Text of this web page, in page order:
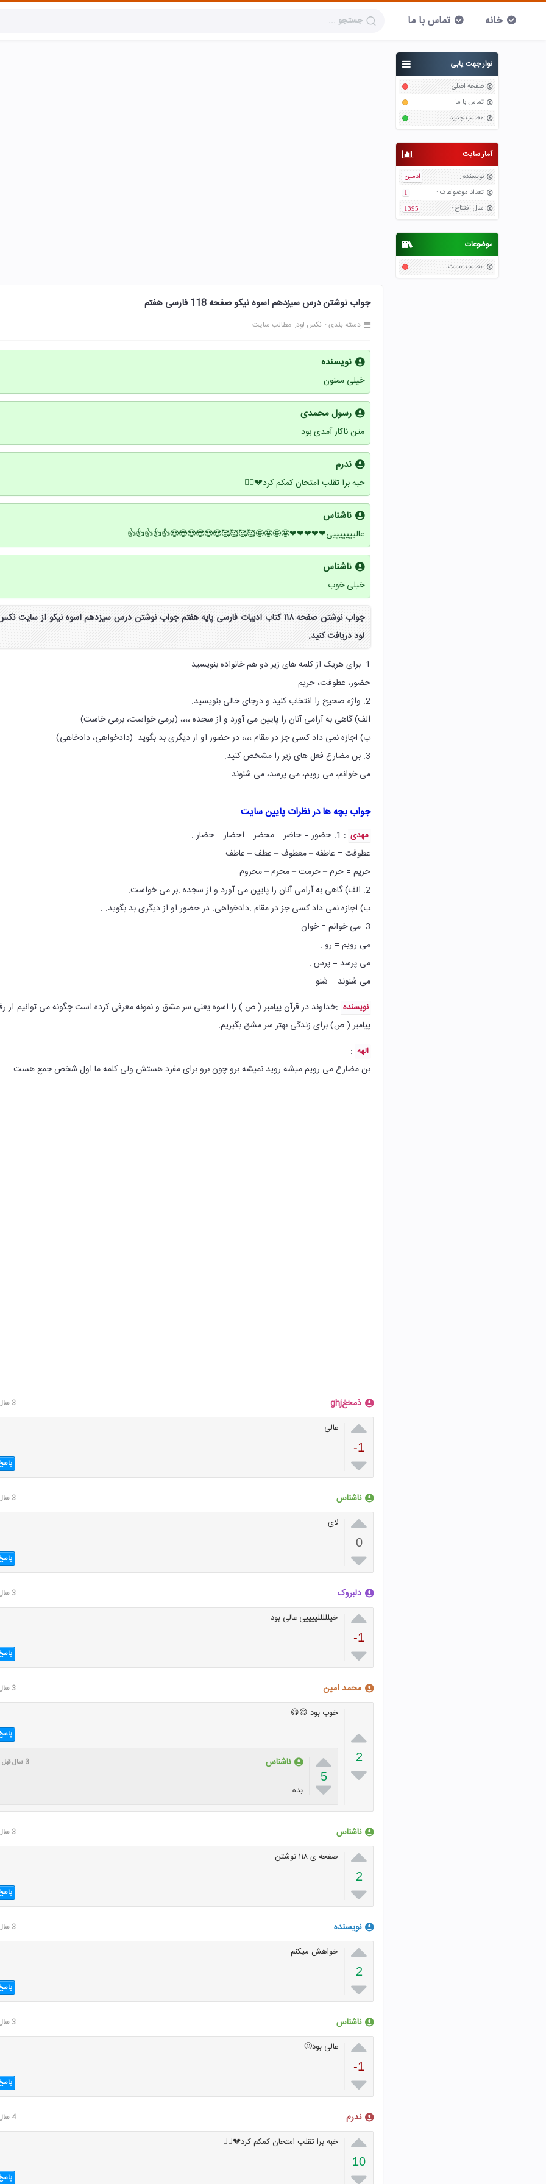
خانه تماس با ما
نوار جهت یابی
صفحه اصلی
تماس با ما
مطالب جدید
آمار سایت
نویسنده :
ادمین
تعداد موضواعات :
1
سال افتتاح :
1395
موضوعات
مطالب سایت
جواب نوشتن درس سیزدهم اسوه نیکو صفحه 118 فارسی هفتم
دسته بندی : نکس لود مطالب سایت
نویسنده
خیلی ممنون
رسول محمدی
متن ناکار آمدی بود
ندرم
خبه برا تقلب امتحان کمکم کرد💔🚶‍♀️
ناشناس
عالیییییییی❤❤❤❤❤🤩🤩🤩🤩🥰🥰🥰🥰😍😍😍😍😍😍👍👍👍👍👍
ناشناس
خیلی خوب
جواب نوشتن صفحه ۱۱۸ کتاب ادبیات فارسی پایه هفتم جواب نوشتن درس سیزدهم اسوه نیکو از سایت
لود دریافت کنید.
1. برای هریک از کلمه های زیر دو هم خانواده بنویسید.
حضور، عطوفت، حریم
2. واژه صحیح را انتخاب کنید و درجای خالی بنویسید.
الف) گاهی به آرامی آنان را پایین می آورد و از سجده ،­،­،­،­ (برمی خواست، برمی خاست)
ب) اجازه نمی داد کسی جز در مقام ،­،­،­،­ در حضور او از دیگری بد بگوید. (دادخواهی، دادخاهی)
3. بن مضارع فعل های زیر را مشخص کنید.
می خوانم، می رویم، می پرسد، می شنوند
جواب بچه ها در نظرات پایین سایت
مهدی : 1. حضور = حاضر – محضر – احضار – حضار .
عطوفت = عاطفه – معطوف – عطف – عاطف .
حریم = حرم – حرمت – محرم – محروم.
2. الف) گاهی به آرامی آنان را پایین می آورد و از سجده .بر می خواست.
ب) اجازه نمی داد کسی جز در مقام .دادخواهی. در حضور او از دیگری بد بگوید. .
3. می خوانم = خوان .
می رویم = رو .
می پرسد = پرس .
می شنوند = شنو.
نویسنده :‌خداوند در قرآن پیامبر ( ص ) را اسوه یعنی سر مشق و نمونه معرفی کرده است چگونه می توانیم از
پیامبر ( ص) برای زندگی بهتر سر مشق بگیریم.
الهه ‌:
بن مضارع می رویم میشه روید نمیشه برو چون برو برای مفرد هستش ولی کلمه ما اول شخص جمع هست
ذمخغghj 3 سال قبل

-1

عالی
ناشناس 3 سال قبل

0

لای
دلبروک 3 سال قبل

-1

خیلللللییییی عالی بود
محمد امین 3 سال قبل

2

خوب بود 😋😋

5

ناشناس 3 سال قبل
بده
ناشناس 3 سال قبل

2

صفحه ی ۱۱۸ نوشتن
نویسنده 3 سال قبل

2

خواهش میکنم
ناشناس 3 سال قبل

-1

عالی بود🙂
ندرم 4 سال قبل

10
خبه برا تقلب امتحان کمکم کرد💔🚶‍♀️